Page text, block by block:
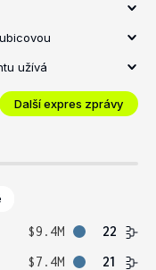
užívá
Další expres zprávy
$9.4M
22
$7.4M 21